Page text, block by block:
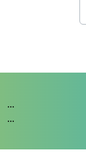
...
...